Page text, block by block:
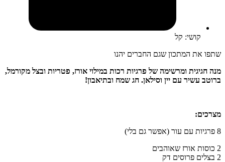
קושי: קל
שתפו את המתכון שגם החברים יהנו
מנה חגיגית ומרשימה של פרגיות רכות במילוי אורז, פטריות ובצל מקורמל,
ברוטב עשיר עם יין וסילאן. חג שמח ובתיאבון!
מצרכים:
8 פרגיות עם עור (אפשר גם בלי)
2 כוסות אורז שאוהבים
2 בצלים פרוסים דק